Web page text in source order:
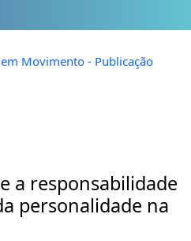
Movimento - Publicação
a responsabilidade
personalidade na